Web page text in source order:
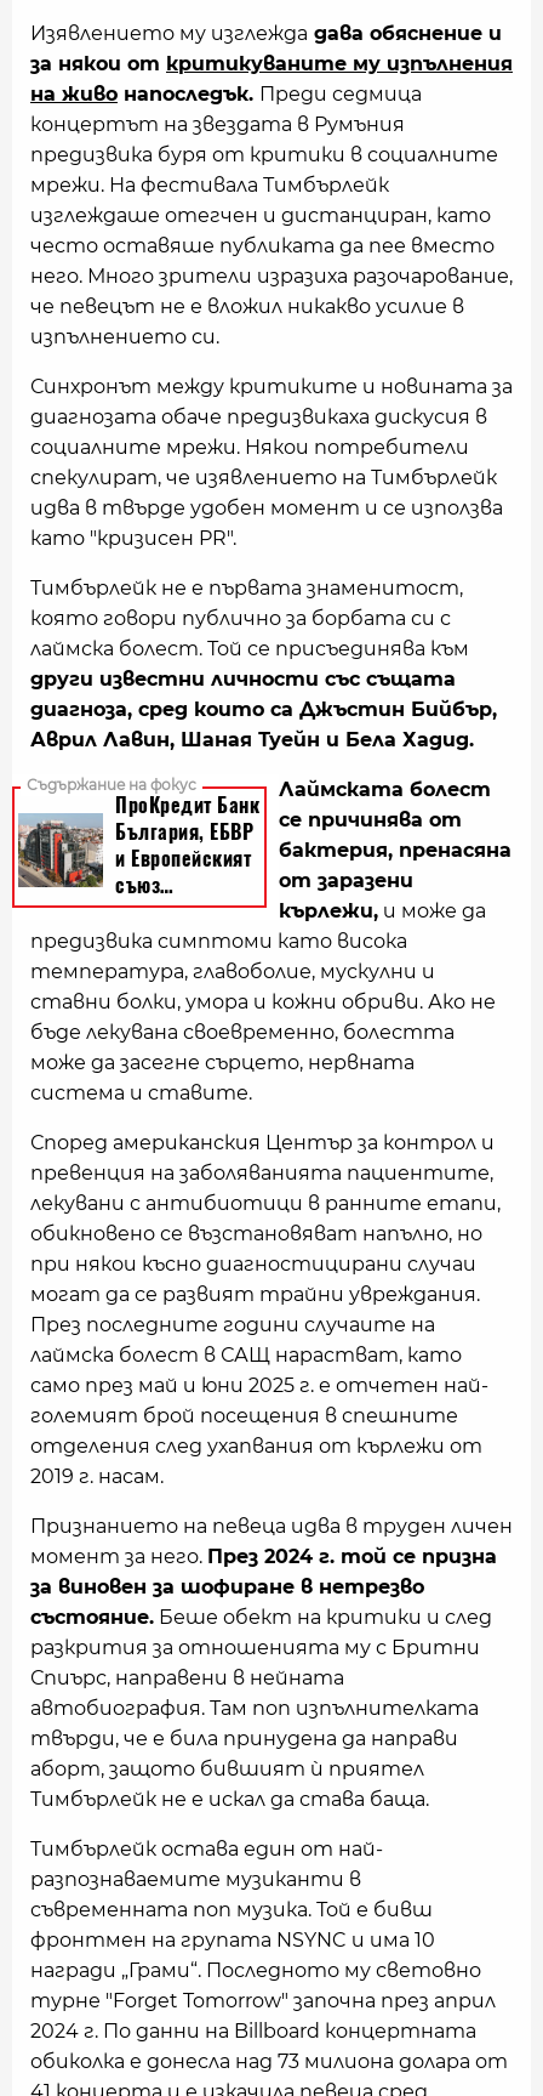
Изявлението му изглежда дава обяснение и
за някои от критикуваните му изпълнения
на живо напоследък. Преди седмица
концертът на звездата в Румъния
предизвика буря от критики в социалните
мрежи. На фестивала Тимбърлейк
изглеждаше отегчен и дистанциран, като
често оставяше публиката да пее вместо
него. Много зрители изразиха разочарование,
че певецът не е вложил никакво усилие в
изпълнението си.
Синхронът между критиките и новината за
диагнозата обаче предизвикаха дискусия в
социалните мрежи. Някои потребители
спекулират, че изявлението на Тимбърлейк
идва в твърде удобен момент и се използва
като "кризисен PR".
Тимбърлейк не е първата знаменитост,
която говори публично за борбата си с
лаймска болест. Той се присъединява към
други известни личности със същата
диагноза, сред които са Джъстин Бийбър,
Аврил Лавин, Шаная Туейн и Бела Хадид.
Лаймската болест
се причинява от
бактерия, пренасяна
от заразени
кърлежи, и може да
предизвика симптоми като висока
температура, главоболие, мускулни и
ставни болки, умора и кожни обриви. Ако не
бъде лекувана своевременно, болестта
може да засегне сърцето, нервната
система и ставите.
Според американския Център за контрол и
превенция на заболяванията пациентите,
лекувани с антибиотици в ранните етапи,
обикновено се възстановяват напълно, но
при някои късно диагностицирани случаи
могат да се развият трайни увреждания.
През последните години случаите на
лаймска болест в САЩ нарастват, като
само през май и юни 2025 г. е отчетен най-
големият брой посещения в спешните
отделения след ухапвания от кърлежи от
2019 г. насам.
Признанието на певеца идва в труден личен
момент за него. През 2024 г. той се призна
за виновен за шофиране в нетрезво
състояние. Беше обект на критики и след
разкрития за отношенията му с Бритни
Спиърс, направени в нейната
автобиография. Там поп изпълнителката
твърди, че е била принудена да направи
аборт, защото бившият ѝ приятел
Тимбърлейк не е искал да става баща.
Тимбърлейк остава един от най-
разпознаваемите музиканти в
съвременната поп музика. Той е бивш
фронтмен на групата NSYNC и има 10
награди „Грами“. Последното му световно
турне "Forget Tomorrow" започна през април
2024 г. По данни на Billboard концертната
обиколка е донесла над 73 милиона долара от